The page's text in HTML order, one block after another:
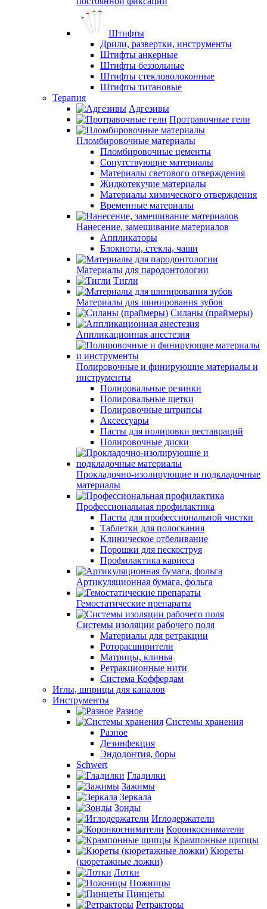
Штифты
Дрили, развертки, инструменты
Штифты анкерные
Штифты беззольные
Штифты стекловолоконные
Штифты титановые
Терапия
Адгезивы
Протравочные гели
Пломбировочные материалы
Пломбировочные цементы
Сопутствующие материалы
Материалы светового отверждения
Жидкотекучие материалы
Материалы химического отверждения
Временные материалы
Нанесение, замешивание материалов
Аппликаторы
Блокноты, стекла, чаши
Материалы для пародонтологии
Тигли
Материалы для шинирования зубов
Силаны (праймеры)
Аппликационная анестезия
Полировочные и финирующие материалы и
инструменты
Полировальные резинки
Полировальные щетки
Полировочные штрипсы
Аксессуары
Пасты для полировки реставраций
Полировочные диски
Прокладочно-изолирующие и подкладочные
материалы
Профессиональная профилактика
Пасты для профессиональной чистки
Таблетки для полоскания
Клиническое отбеливание
Порошки для пескоструя
Профилактика кариеса
Артикуляционная бумага, фольга
Гемостатические препараты
Системы изоляции рабочего поля
Материалы для ретракции
Роторасширители
Матрицы, клинья
Ретракционные нити
Система Коффердам
Иглы, шприцы для каналов
Инструменты
Разное
Системы хранения
Разное
Дезинфекция
Эндодонтия, боры
Schwert
Гладилки
Зажимы
Зеркала
Зонды
Иглодержатели
Коронкосниматели
Крампонные щипцы
Кюреты
(кюретажные ложки)
Лотки
Ножницы
Пинцеты
Ретракторы